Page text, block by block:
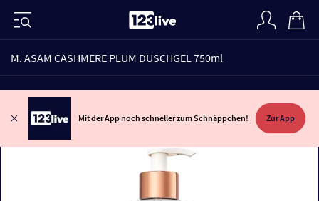
M. ASAM CASHMERE PLUM DUSCHGEL 750ml
Mit der App noch schneller zum Schnäppchen! Zur App